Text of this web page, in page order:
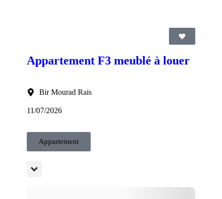
Appartement F3 meublé à louer
Bir Mourad Rais
11/07/2026
Appartement